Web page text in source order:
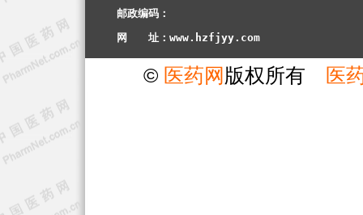
邮政编码：
网　　址：www.hzfjyy.com
© 医药网 版权所有 医